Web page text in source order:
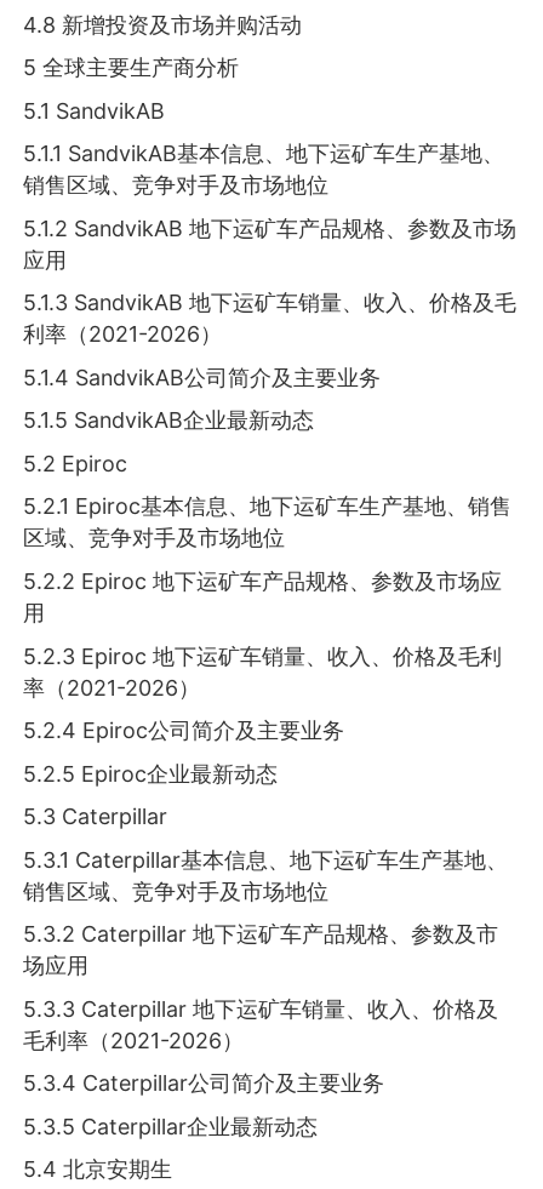
4.8 新增投资及市场并购活动
5 全球主要生产商分析
5.1 SandvikAB
5.1.1 SandvikAB基本信息、地下运矿车生产基地、
销售区域、竞争对手及市场地位
5.1.2 SandvikAB 地下运矿车产品规格、参数及市场
应用
5.1.3 SandvikAB 地下运矿车销量、收入、价格及毛
利率（2021-2026）
5.1.4 SandvikAB公司简介及主要业务
5.1.5 SandvikAB企业最新动态
5.2 Epiroc
5.2.1 Epiroc基本信息、地下运矿车生产基地、销售
区域、竞争对手及市场地位
5.2.2 Epiroc 地下运矿车产品规格、参数及市场应
用
5.2.3 Epiroc 地下运矿车销量、收入、价格及毛利
率（2021-2026）
5.2.4 Epiroc公司简介及主要业务
5.2.5 Epiroc企业最新动态
5.3 Caterpillar
5.3.1 Caterpillar基本信息、地下运矿车生产基地、
销售区域、竞争对手及市场地位
5.3.2 Caterpillar 地下运矿车产品规格、参数及市
场应用
5.3.3 Caterpillar 地下运矿车销量、收入、价格及
毛利率（2021-2026）
5.3.4 Caterpillar公司简介及主要业务
5.3.5 Caterpillar企业最新动态
5.4 北京安期生